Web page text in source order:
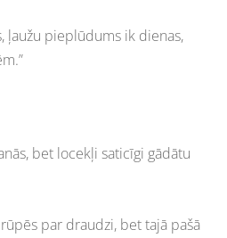
ļaužu pieplūdums ik dienas,
bet locekļi saticīgi gādātu
par draudzi, bet tajā pašā